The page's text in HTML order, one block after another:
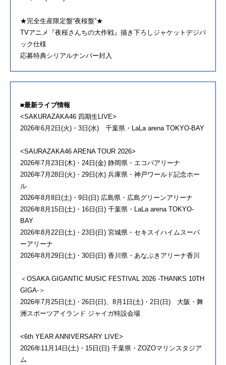
★完全生産限定盤“夜桜盤”★
TVアニメ『夜桜さんちの大作戦』描き下ろしジャケットデジパ
ック仕様
応募特典シリアルナンバー封入
■最新ライブ情報
<SAKURAZAKA46 四期生LIVE>
2026年6月2日(火)・3日(水) 千葉県・LaLa arena TOKYO-BAY
<SAURAZAKA46 ARENA TOUR 2026>
2026年7月23日(木)・24日(金) 静岡県・エコパアリーナ
2026年7月28日(火)・29日(水) 兵庫県・神戸ワールド記念ホー
ル
2026年8月8日(土)・9日(日) 広島県・広島グリーンアリーナ
2026年8月15日(土)・16日(日) 千葉県・LaLa arena TOKYO-
BAY
2026年8月22日(土)・23日(日) 宮城県・セキスイハイムスーパ
ーアリーナ
2026年8月29日(土)・30日(日) 香川県・あなぶきアリーナ香川
＜OSAKA GIGANTIC MUSIC FESTIVAL 2026 -THANKS 10TH
GIGA-＞
2026年7月25日(土)・26日(日)、8月1日(土)・2日(日) 大阪・舞
洲スポーツアイランド ジャイガ特設会場
<6th YEAR ANNIVERSARY LIVE>
2026年11月14日(土)・15日(日) 千葉県・ZOZOマリンスタジア
ム